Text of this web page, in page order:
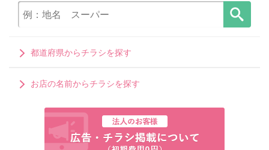
都道府県からチラシを探す
お店の名前からチラシを探す